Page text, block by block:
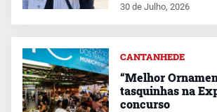
30 de Julho, 2026
CANTANHEDE
“Melhor
tasquinhas na
concurso